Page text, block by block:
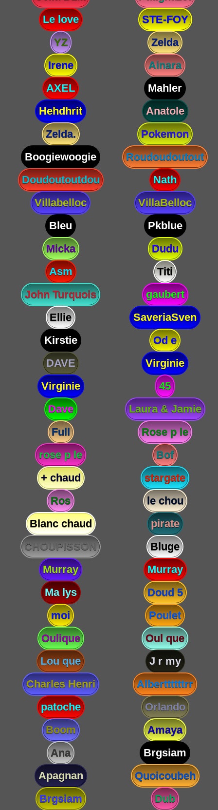
Le love
STE-FOY
YZ
Zelda
Irene
Ainara
AXEL
Mahler
Hehdhrit
Anatole
Zelda.
Pokemon
Boogiewoogie
Roudoudoutout
Doudoutoutdou
Nath
Villabelloc
VillaBelloc
Bleu
Pkblue
Micka
Dudu
Asm
Titi
John Turquois
gaubert
Ellie
SaveriaSven
Kirstie
Od e
DAVE
Virginie
Virginie
45
Dave
Laura & Jamie
Full
Rose p le
rose p le
Bof
+ chaud
stargate
Ros
le chou
Blanc chaud
pirate
CHOUPISSON
Bluge
Murray
Murray
Ma lys
Doud 5
moi
Poulet
Oulique
Oul que
Lou que
J r my
Charles Henri
Alberttttttrr
patoche
Orlando
Boom
Amaya
Ana
Brgsiam
Apagnan
Quoicoubeh
Brgsiam
Dub